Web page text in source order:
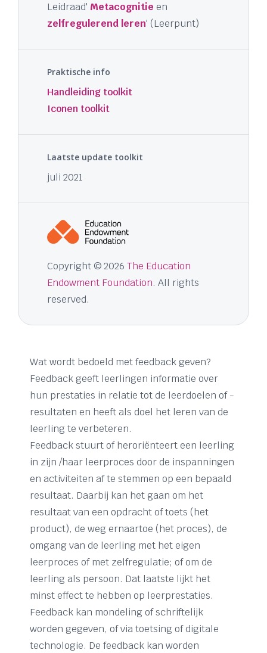
Leidraad' Metacognitie en
zelfregulerend leren' (Leerpunt)
Praktische info
Handleiding toolkit
Iconen toolkit
Laatste update toolkit
juli 2021
Copyright © 2026 The Education
Endowment Foundation. All rights
reserved.
Wat wordt bedoeld met feedback geven?
Feedback geeft leerlingen informatie over
hun prestaties in relatie tot de leerdoelen of -
resultaten en heeft als doel het leren van de
leerling te verbeteren.
Feedback stuurt of heroriënteert een leerling
in zijn /haar leerproces door de inspanningen
en activiteiten af te stemmen op een bepaald
resultaat. Daarbij kan het gaan om het
resultaat van een opdracht of toets (het
product), de weg ernaartoe (het proces), de
omgang van de leerling met het eigen
leerproces of met zelfregulatie; of om de
leerling als persoon. Dat laatste lijkt het
minst effect te hebben op leerprestaties.
Feedback kan mondeling of schriftelijk
worden gegeven, of via toetsing of digitale
technologie. De feedback kan worden